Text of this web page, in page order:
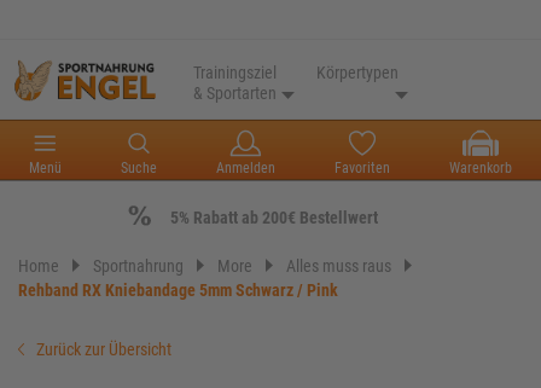
Trainingsziel
& Sportarten
Körpertypen
Menü Suche Anmelden Favoriten Warenkorb
5% Rabatt ab 200€ Bestellwert
Home Sportnahrung More
Alles muss raus
Rehband RX Kniebandage 5mm Schwarz / Pink
Zurück zur Übersicht